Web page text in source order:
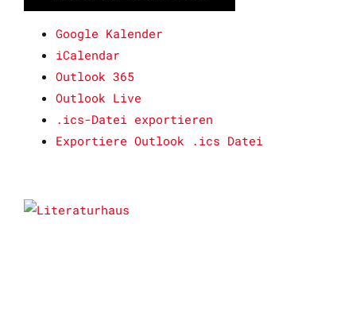
Google Kalender
iCalendar
Outlook 365
Outlook Live
.ics-Datei exportieren
Exportiere Outlook .ics Datei